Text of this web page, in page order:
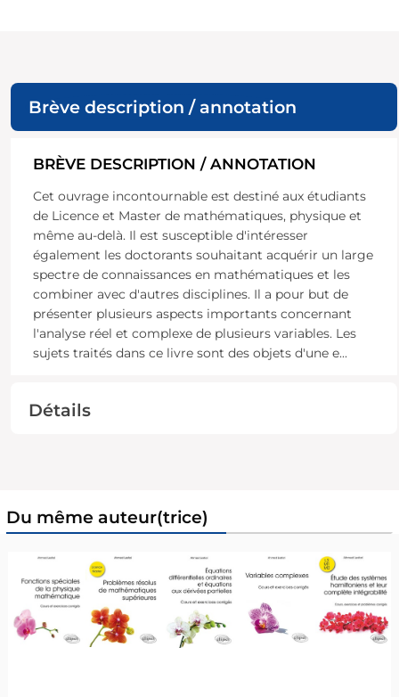
Brève description / annotation
BRÈVE DESCRIPTION / ANNOTATION
Cet ouvrage incontournable est destiné aux étudiants
de Licence et Master de mathématiques, physique et
même au-delà. Il est susceptible d'intéresser
également les doctorants souhaitant acquérir un large
spectre de connaissances en mathématiques et les
combiner avec d'autres disciplines. Il a pour but de
présenter plusieurs aspects importants concernant
l'analyse réel et complexe de plusieurs variables. Les
sujets traités dans ce livre sont des objets d'une e...
Détails
Du même auteur(trice)